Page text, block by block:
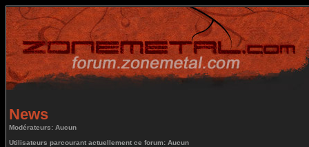
News
Modérateurs: Aucun
Utilisateurs parcourant actuellement ce forum: Aucun